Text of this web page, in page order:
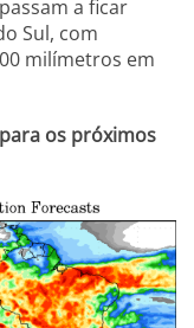
a ficar
Sul, com
milímetros em
os próximos